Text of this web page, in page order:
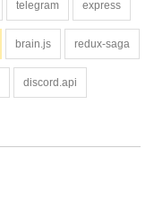
telegram express
brain.js redux-saga
discord.api